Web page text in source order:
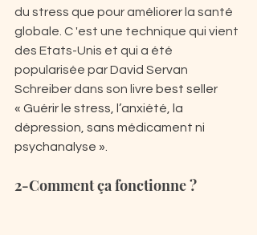
du stress que pour améliorer la santé
globale. C 'est une technique qui vient
des Etats-Unis et qui a été
popularisée par David Servan
Schreiber dans son livre best seller
« Guérir le stress, l’anxiété, la
dépression, sans médicament ni
psychanalyse ».
2-Comment ça fonctionne ?